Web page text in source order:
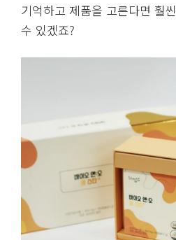
기억하고 제품을 고른다면 훨
수 있겠죠?